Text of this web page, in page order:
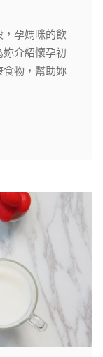
孕媽咪的飲
介紹懷孕初
食物，幫助妳